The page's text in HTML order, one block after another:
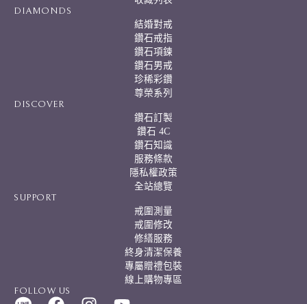
DIAMONDS
結婚對戒
鑽石戒指
鑽石項鍊
鑽石男戒
珍稀彩鑽
尊榮系列
DISCOVER
鑽石訂製
鑽石 4C
鑽石知識
服務條款
隱私權政策
全站總覽
SUPPORT
戒圍測量
戒圍修改
修繕服務
終身清潔保養
專屬贈禮包裝
線上購物專區
FOLLOW US